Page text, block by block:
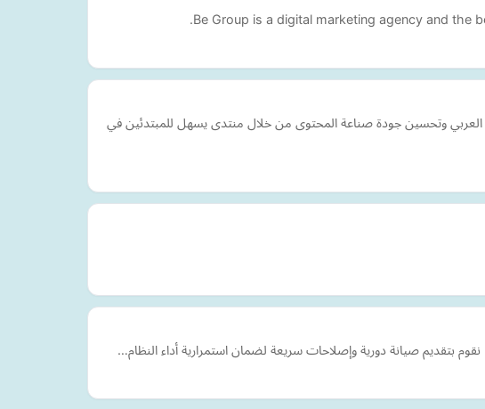
Be Group is a digital marketing agency and the
العربي وتحسين جودة صناعة المحتوى من خلال منتدى يسهل للمبتدئين في
بتقديم صيانة دورية وإصلاحات سريعة لضمان استمرارية أداء النظام…